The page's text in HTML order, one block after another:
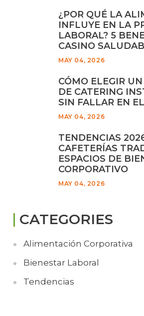
¿POR QUÉ LA
INFLUYE EN LA
LABORAL? 5
CASINO
MAY 04, 2026
CÓMO ELEGIR
DE CATERING
SIN FALLAR EN
MAY 04, 2026
TENDENCIAS
CAFETERÍAS
ESPACIOS DE
CORPORATIVO
MAY 04, 2026
CATEGORIES
Alimentación Corporativa
Bienestar Laboral
Tendencias